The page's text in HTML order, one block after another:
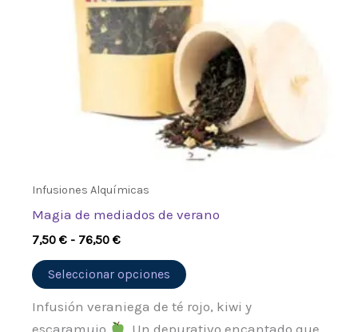
Infusiones Alquímicas
Magia de mediados de verano
7,50€ - 76,50€
Seleccionar opciones
se
pueden
elegir
en
la
página
de
Infusión veraniega de té rojo, kiwi y